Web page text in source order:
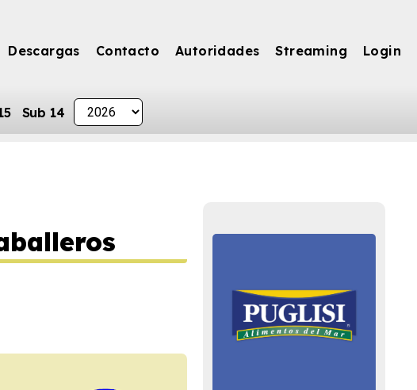
Descargas Contacto Autoridades Streaming Login
Sub 14